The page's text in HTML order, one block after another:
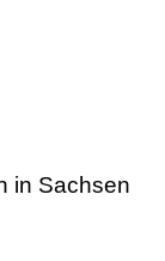
in Sachsen